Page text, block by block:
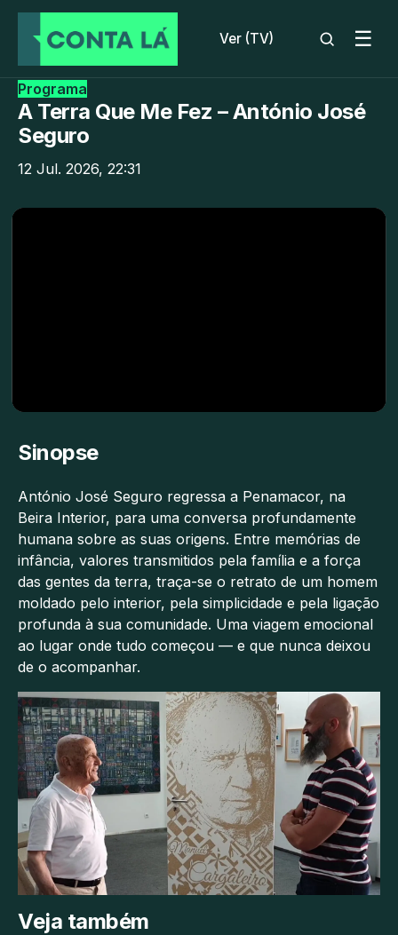
Ver (TV) ☰
Programa
A Terra Que Me Fez – António José
Seguro
12 Jul. 2026, 22:31
Sinopse
António José Seguro regressa a Penamacor, na
Beira Interior, para uma conversa profundamente
humana sobre as suas origens. Entre memórias de
infância, valores transmitidos pela família e a força
das gentes da terra, traça-se o retrato de um homem
moldado pelo interior, pela simplicidade e pela ligação
profunda à sua comunidade. Uma viagem emocional
ao lugar onde tudo começou — e que nunca deixou
de o acompanhar.
Veja também